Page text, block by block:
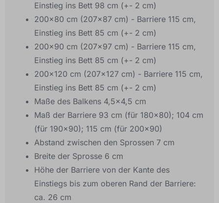
Einstieg ins Bett 98 cm (+- 2 cm)
200x80 cm (207x87 cm) - Barriere 115 cm,
Einstieg ins Bett 85 cm (+- 2 cm)
200x90 cm (207x97 cm) - Barriere 115 cm,
Einstieg ins Bett 85 cm (+- 2 cm)
200x120 cm (207x127 cm) - Barriere 115 cm,
Einstieg ins Bett 85 cm (+- 2 cm)
Maße des Balkens 4,5x4,5 cm
Maß der Barriere 93 cm (für 180x80); 104 cm
(für 190x90); 115 cm (für 200x90)
Abstand zwischen den Sprossen 7 cm
Breite der Sprosse 6 cm
Höhe der Barriere von der Kante des
Einstiegs bis zum oberen Rand der Barriere:
ca. 26 cm